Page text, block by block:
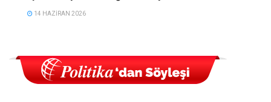
14 HAZIRAN 2026